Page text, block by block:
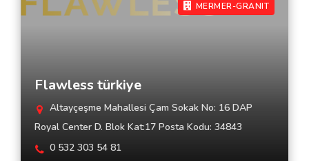
MERMER-GRANIT
Flawless türkiye
Altayçeşme Mahallesi Çam Sokak No: 16 DAP
Royal Center D. Blok Kat:17 Posta Kodu: 34843
0 532 303 54 81